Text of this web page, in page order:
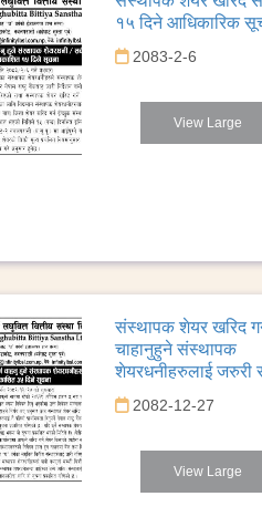
१५ दिने आधिकारिक
2083-2-6
View Large
संस्थापक शेयर खरिद
चाहानुहुने संस्थापक
शेयरधनीहरुलाई जरुरी
2082-12-27
View Large